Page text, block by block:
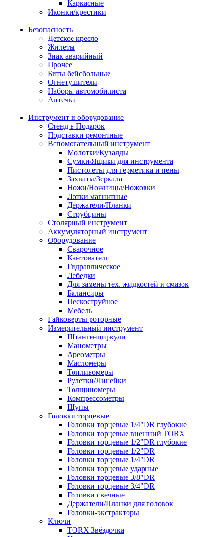
Каркасные
Иконки/крестики
Безопасность
Детское кресло
Жилеты
Знак аварийный
Прочее
Биты бейсбольные
Огнетушители
Наборы автомобилиста
Аптечка
Инструмент и оборудование
Стенд в Подарок
Подставки ремонтные
Вспомогательный инструмент
Молотки/Кувалды
Сумки/Ящики для инструмента
Пистолеты для герметика и пены
Захваты/Зеркала
Ножи/Ножницы/Ножовки
Лотки магнитные
Держатели/Планки
Струбцины
Столярный инструмент
Аккумуляторный инструмент
Оборудование
Сварочное
Кантователи
Гидравлическое
Лебедки
Для замены тех. жидкостей и смазок
Балансиры
Пескоструйное
Мебель
Гайковерты роторные
Измерительный инструмент
Штангенциркули
Манометры
Ареометры
Масломеры
Топливомеры
Рулетки/Линейки
Толщиномеры
Компрессометры
Щупы
Головки торцевые
Головки торцевые 1/4"DR глубокие
Головки торцевые внешний TORX
Головки торцевые 1/2"DR глубокие
Головки торцевые 1/2"DR
Головки торцевые 1/4"DR
Головки торцевые ударные
Головки торцевые 3/8"DR
Головки торцевые 3/4"DR
Головки свечные
Держатели/Планки для головок
Головки-экстракторы
Ключи
TORX Звёздочка